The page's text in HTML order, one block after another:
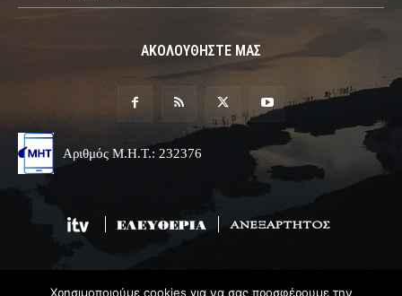
ΑΚΟΛΟΥΘΗΣΤΕ ΜΑΣ
Αριθμός Μ.Η.Τ.: 232376
Χρησιμοποιούμε cookies για να σας προσφέρουμε την